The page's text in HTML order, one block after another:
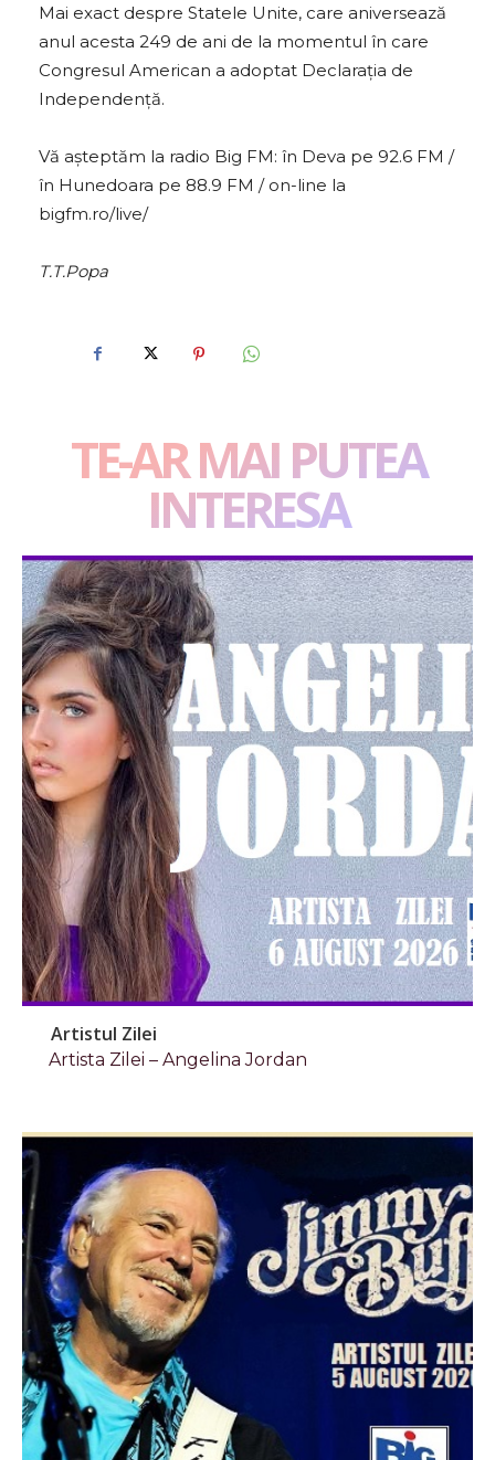
Mai exact despre Statele Unite, care aniversează
anul acesta 249 de ani de la momentul în care
Congresul American a adoptat Declarația de
Independență.
Vă așteptăm la radio Big FM: în Deva pe 92.6 FM /
în Hunedoara pe 88.9 FM / on-line la
bigfm.ro/live/
T.T.Popa
TE-AR MAI PUTEA
INTERESA
Artistul Zilei
Artista Zilei – Angelina Jordan